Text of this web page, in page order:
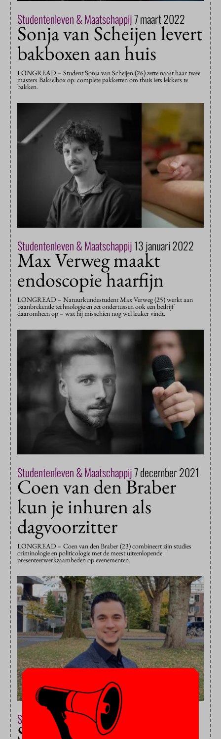
Studentenleven & Maatschappij7 maart 2022
Sonja van Scheijen levert
bakboxen aan huis
LONGREAD – Student Sonja van Scheijen (26) zette naast haar twee
masters Bakselbox op: complete pakketten om thuis iets lekkers te
bakken.
Studentenleven & Maatschappij13 januari 2022
Max Verweg maakt
endoscopie haarfijn
LONGREAD – Natuurkundestudent Max Verweg (25) werkt aan
baanbrekende technologie en zet ondertussen ook een bedrijf
daaromheen op – wat hij misschien nog wel leuker vindt.
Studentenleven & Maatschappij7 december 2021
Coen van den Braber
kun je inhuren als
dagvoorzitter
LONGREAD – Coen van den Braber (23) combineert zijn studies
criminologie en politicologie met de meest uiteenlopende
presenteerwerkzaamheden op evenementen.
Studentenleven & Maatschappij
Student-ondernemer